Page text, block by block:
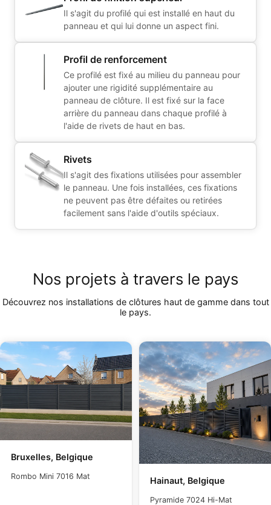
Il s'agit du profilé qui est installé en haut du
panneau et qui lui donne un aspect fini.
Profil de renforcement
Ce profilé est fixé au milieu du panneau pour
ajouter une rigidité supplémentaire au
panneau de clôture. Il est fixé sur la face
arrière du panneau dans chaque profilé à
l'aide de rivets de haut en bas.
Rivets
Il s'agit des fixations utilisées pour assembler
le panneau. Une fois installées, ces fixations
ne peuvent pas être défaites ou retirées
facilement sans l'aide d'outils spéciaux.
Nos projets à travers le pays
Découvrez nos installations de clôtures haut de gamme dans tout
le pays.
Bruxelles, Belgique
Rombo Mini 7016 Mat Hainaut, Belgique
Pyramide 7024 Hi-Mat